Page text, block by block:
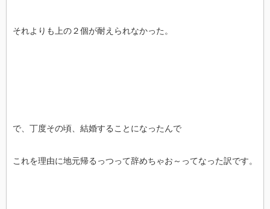
それよりも上の２個が耐えられなかった。
で、丁度その頃、結婚することになったんで
これを理由に地元帰るっつって辞めちゃお～ってなった訳です。